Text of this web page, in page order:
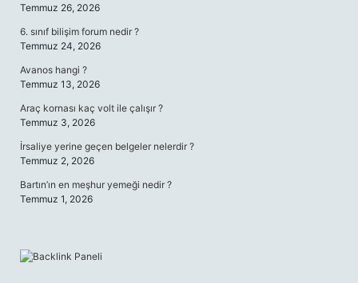
Temmuz 26, 2026
6. sınıf bilişim forum nedir ?
Temmuz 24, 2026
Avanos hangi ?
Temmuz 13, 2026
Araç kornası kaç volt ile çalışır ?
Temmuz 3, 2026
İrsaliye yerine geçen belgeler nelerdir ?
Temmuz 2, 2026
Bartın’ın en meşhur yemeği nedir ?
Temmuz 1, 2026